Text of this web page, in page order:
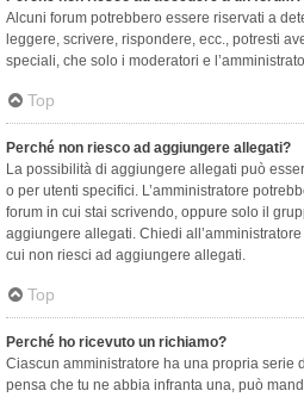
Alcuni forum potrebbero essere riservati a
leggere, scrivere, rispondere, ecc., potresti
speciali, che solo i moderatori e
Top
Perché non riesco ad aggiungere allegati?
La possibilità di aggiungere allegati può
o per utenti specifici. L’amministratore
forum in cui stai scrivendo, oppure solo il
aggiungere allegati. Chiedi
cui non riesci ad aggiungere allegati.
Top
Perché ho ricevuto un richiamo?
Ciascun amministratore ha una propria serie
pensa che tu ne abbia infranta una, può